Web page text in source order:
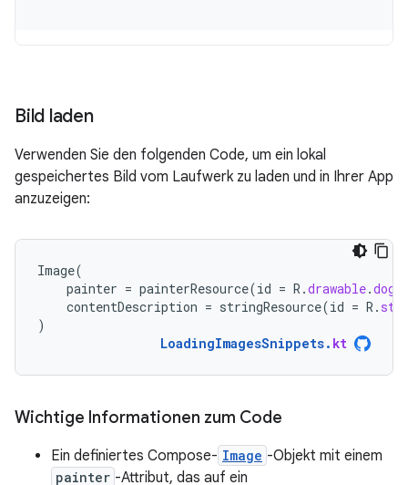
Bild laden
Verwenden Sie den folgenden Code, um ein lokal
gespeichertes Bild vom Laufwerk zu laden und in Ihrer App
anzuzeigen:
Image(
painter = painterResource(id = R .drawable.dog
contentDescription = stringResource(id = R .
)
LoadingImagesSnippets. kt
Wichtige Informationen zum Code
Ein definiertes Compose- Image -Objekt mit einem
painter -Attribut, das auf ein